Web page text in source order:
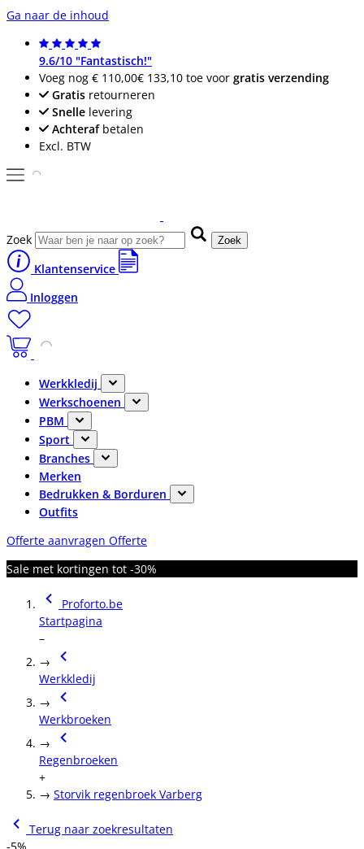
Ga naar de inhoud
9.6/10 "Fantastisch!"
Voeg nog € 110,00€ 133,10 toe voor gratis verzending
Gratis retourneren
Snelle levering
Achterafbetalen
Excl. BTW
Zoek Zoek
Klantenservice
Inloggen
Werkkledij
Werkschoenen
PBM
Sport
Branches
Merken
Bedrukken & Borduren
Outfits
Offerte aanvragen Offerte
Sale met kortingen tot -30%
Proforto.be
Startpagina
–
→
Werkkledij
→
Werkbroeken
→
Regenbroeken
+
→ Storvik regenbroek Varberg
Terug naar zoekresultaten